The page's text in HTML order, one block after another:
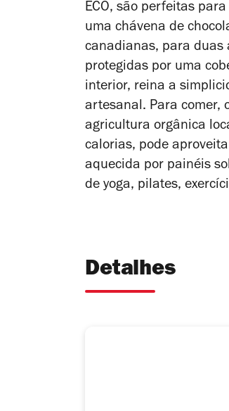
ECO, são perfeitas
uma chávena de
canadianas, para duas
protegidas por uma
interior, reina a
artesanal. Para comer,
agricultura orgânica
calorias, pode
aquecida por painéis
de yoga, pilates,
Detalhes